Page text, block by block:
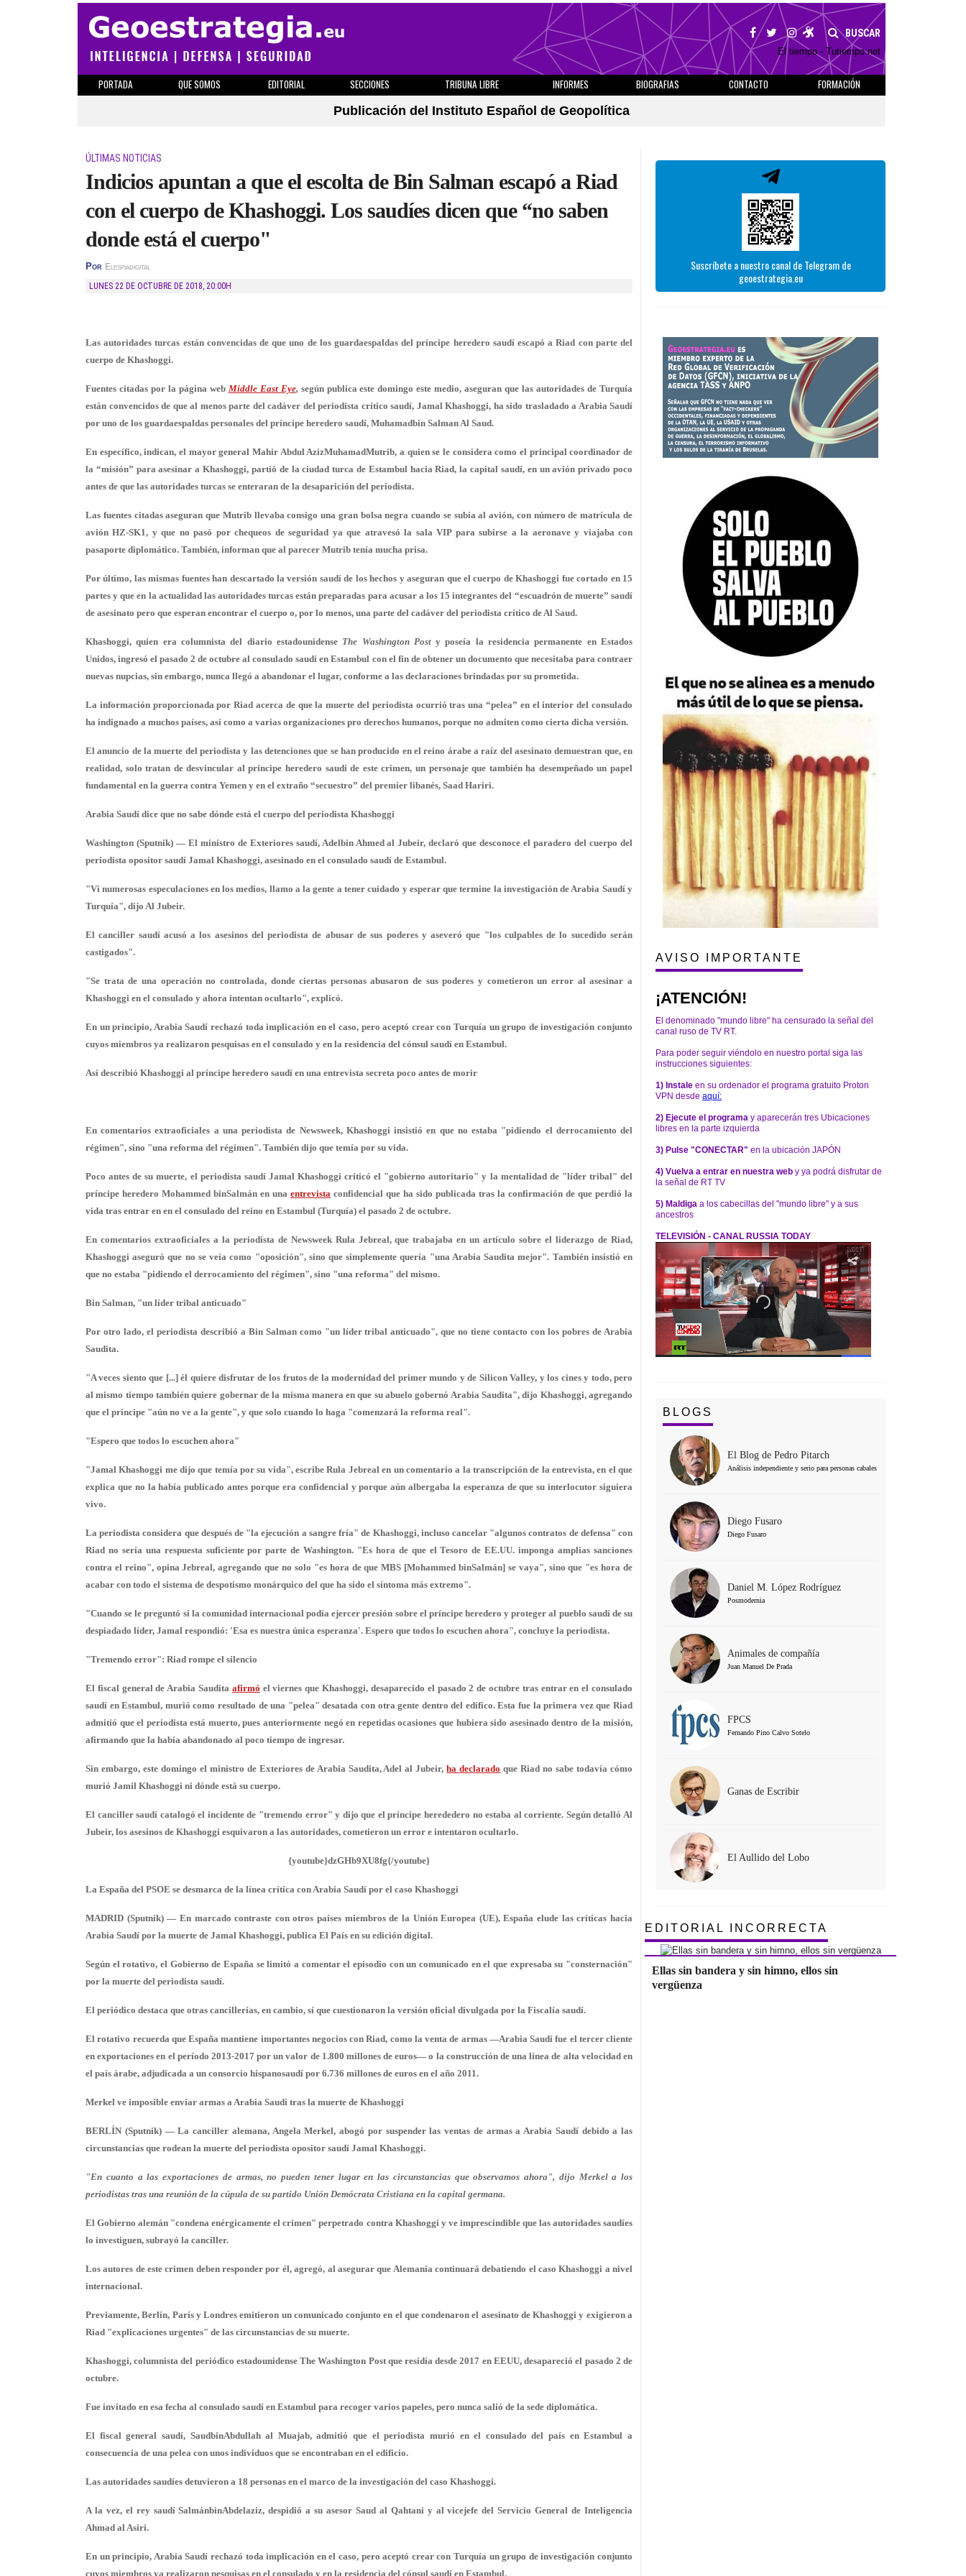
BUSCAR
El tiempo - Tutiempo.net
PORTADA QUE SOMOS EDITORIAL SECCIONES TRIBUNA LIBRE INFORMES BIOGRAFIAS CONTACTO
FORMACIÓN
Publicación del Instituto Español de Geopolítica
ÚLTIMAS NOTICIAS
Indicios apuntan a que el escolta de Bin Salman escapó a Riad
con el cuerpo de Khashoggi. Los saudíes dicen que “no saben
donde está el cuerpo"
Por Elespiadigital
LUNES 22 DE OCTUBRE DE 2018, 20:00H
Las autoridades turcas están convencidas de que uno de los guardaespaldas del príncipe heredero saudí escapó a Riad con parte del
cuerpo de Khashoggi.
Fuentes citadas por la página web Middle East Eye, según publica este domingo este medio, aseguran que las autoridades de Turquía
están convencidos de que al menos parte del cadáver del periodista crítico saudí, Jamal Khashoggi, ha sido trasladado a Arabia Saudí
por uno de los guardaespaldas personales del príncipe heredero saudí, Muhamadbin Salman Al Saud.
En específico, indican, el mayor general Mahir Abdul AzizMuhamadMutrib, a quien se le considera como el principal coordinador de
la “misión” para asesinar a Khashoggi, partió de la ciudad turca de Estambul hacia Riad, la capital saudí, en un avión privado poco
antes de que las autoridades turcas se enteraran de la desaparición del periodista.
Las fuentes citadas aseguran que Mutrib llevaba consigo una gran bolsa negra cuando se subía al avión, con número de matrícula de
avión HZ-SK1, y que no pasó por chequeos de seguridad ya que atravesó la sala VIP para subirse a la aeronave y viajaba con
pasaporte diplomático. También, informan que al parecer Mutrib tenía mucha prisa.
Por último, las mismas fuentes han descartado la versión saudí de los hechos y aseguran que el cuerpo de Khashoggi fue cortado en 15
partes y que en la actualidad las autoridades turcas están preparadas para acusar a los 15 integrantes del “escuadrón de muerte” saudí
de asesinato pero que esperan encontrar el cuerpo o, por lo menos, una parte del cadáver del periodista crítico de Al Saud.
Khashoggi, quien era columnista del diario estadounidense The Washington Posty poseía la residencia permanente en Estados
Unidos, ingresó el pasado 2 de octubre al consulado saudí en Estambul con el fin de obtener un documento que necesitaba para contraer
nuevas nupcias, sin embargo, nunca llegó a abandonar el lugar, conforme a las declaraciones brindadas por su prometida.
La información proporcionada por Riad acerca de que la muerte del periodista ocurrió tras una “pelea” en el interior del consulado
ha indignado a muchos países, así como a varias organizaciones pro derechos humanos, porque no admiten como cierta dicha versión.
El anuncio de la muerte del periodista y las detenciones que se han producido en el reino árabe a raíz del asesinato demuestran que, en
realidad, solo tratan de desvincular al príncipe heredero saudí de este crimen, un personaje que también ha desempeñado un papel
fundamental en la guerra contra Yemen y en el extraño “secuestro” del premier libanés, Saad Hariri.
Arabia Saudí dice que no sabe dónde está el cuerpo del periodista Khashoggi
Washington (Sputnik) — El ministro de Exteriores saudí, Adelbin Ahmed al Jubeir, declaró que desconoce el paradero del cuerpo del
periodista opositor saudí Jamal Khashoggi, asesinado en el consulado saudí de Estambul.
"Vi numerosas especulaciones en los medios, llamo a la gente a tener cuidado y esperar que termine la investigación de Arabia Saudí y
Turquía", dijo Al Jubeir.
El canciller saudí acusó a los asesinos del periodista de abusar de sus poderes y aseveró que "los culpables de lo sucedido serán
castigados".
"Se trata de una operación no controlada, donde ciertas personas abusaron de sus poderes y cometieron un error al asesinar a
Khashoggi en el consulado y ahora intentan ocultarlo", explicó.
En un principio, Arabia Saudí rechazó toda implicación en el caso, pero aceptó crear con Turquía un grupo de investigación conjunto
cuyos miembros ya realizaron pesquisas en el consulado y en la residencia del cónsul saudí en Estambul.
Así describió Khashoggi al príncipe heredero saudí en una entrevista secreta poco antes de morir
En comentarios extraoficiales a una periodista de Newsweek, Khashoggi insistió en que no estaba "pidiendo el derrocamiento del
régimen", sino "una reforma del régimen". También dijo que temía por su vida.
Poco antes de su muerte, el periodista saudí Jamal Khashoggi criticó el "gobierno autoritario" y la mentalidad de "líder tribal" del
príncipe heredero Mohammed binSalmán en una entrevista confidencial que ha sido publicada tras la confirmación de que perdió la
vida tras entrar en en el consulado del reino en Estambul (Turquía) el pasado 2 de octubre.
En comentarios extraoficiales a la periodista de Newsweek Rula Jebreal, que trabajaba en un artículo sobre el liderazgo de Riad,
Khashoggi aseguró que no se veía como "oposición", sino que simplemente quería "una Arabia Saudita mejor". También insistió en
que no estaba "pidiendo el derrocamiento del régimen", sino "una reforma" del mismo.
Bin Salman, "un líder tribal anticuado"
Por otro lado, el periodista describió a Bin Salman como "un líder tribal anticuado", que no tiene contacto con los pobres de Arabia
Saudita.
"A veces siento que [...] él quiere disfrutar de los frutos de la modernidad del primer mundo y de Silicon Valley, y los cines y todo, pero
al mismo tiempo también quiere gobernar de la misma manera en que su abuelo gobernó Arabia Saudita", dijo Khashoggi, agregando
que el príncipe "aún no ve a la gente", y que solo cuando lo haga "comenzará la reforma real".
"Espero que todos lo escuchen ahora"
"Jamal Khashoggi me dijo que temía por su vida", escribe Rula Jebreal en un comentario a la transcripción de la entrevista, en el que
explica que no la había publicado antes porque era confidencial y porque aún albergaba la esperanza de que su interlocutor siguiera
vivo.
La periodista considera que después de "la ejecución a sangre fría" de Khashoggi, incluso cancelar "algunos contratos de defensa" con
Riad no sería una respuesta suficiente por parte de Washington. "Es hora de que el Tesoro de EE.UU. imponga amplias sanciones
contra el reino", opina Jebreal, agregando que no solo "es hora de que MBS [Mohammed binSalmán] se vaya", sino que "es hora de
acabar con todo el sistema de despotismo monárquico del que ha sido el síntoma más extremo".
"Cuando se le preguntó si la comunidad internacional podía ejercer presión sobre el príncipe heredero y proteger al pueblo saudí de su
despiadado líder, Jamal respondió: 'Esa es nuestra única esperanza'. Espero que todos lo escuchen ahora", concluye la periodista.
"Tremendo error": Riad rompe el silencio
El fiscal general de Arabia Saudita afirmó el viernes que Khashoggi, desaparecido el pasado 2 de octubre tras entrar en el consulado
saudí en Estambul, murió como resultado de una "pelea" desatada con otra gente dentro del edifico. Esta fue la primera vez que Riad
admitió que el periodista está muerto, pues anteriormente negó en repetidas ocasiones que hubiera sido asesinado dentro de la misión,
afirmando que la había abandonado al poco tiempo de ingresar.
Sin embargo, este domingo el ministro de Exteriores de Arabia Saudita, Adel al Jubeir,ha declarado que Riadno sabe todavía cómo
murió Jamil Khashoggi ni dónde está su cuerpo.
El canciller saudí catalogó el incidente de "tremendo error" y dijo que el príncipe herededero no estaba al corriente. Según detalló Al
Jubeir, los asesinos de Khashoggi esquivaron a las autoridades, cometieron un error e intentaron ocultarlo.
{youtube}dzGHb9XU8fg{/youtube}
La España del PSOE se desmarca de la línea crítica con Arabia Saudí por el caso Khashoggi
MADRID (Sputnik) — En marcado contraste con otros países miembros de la Unión Europea (UE), España elude las críticas hacia
Arabia Saudí por la muerte de Jamal Khashoggi, publica El País en su edición digital.
Según el rotativo, el Gobierno de España se limitó a comentar el episodio con un comunicado en el que expresaba su "consternación"
por la muerte del periodista saudí.
El periódico destaca que otras cancillerías, en cambio, sí que cuestionaron la versión oficial divulgada por la Fiscalía saudí.
El rotativo recuerda que España mantiene importantes negocios con Riad, como la venta de armas —Arabia Saudí fue el tercer cliente
en exportaciones en el período 2013-2017 por un valor de 1.800 millones de euros— o la construcción de una línea de alta velocidad en
el país árabe, adjudicada a un consorcio hispanosaudí por 6.736 millones de euros en el año 2011.
Merkel ve imposible enviar armas a Arabia Saudí tras la muerte de Khashoggi
BERLÍN (Sputnik) — La canciller alemana, Angela Merkel, abogó por suspender las ventas de armas a Arabia Saudí debido a las
circunstancias que rodean la muerte del periodista opositor saudí Jamal Khashoggi.
"En cuanto a las exportaciones de armas, no pueden tener lugar en las circunstancias que observamos ahora", dijo Merkel a los
periodistas tras una reunión de la cúpula de su partido Unión Demócrata Cristiana en la capital germana.
El Gobierno alemán "condena enérgicamente el crimen" perpetrado contra Khashoggi y ve imprescindible que las autoridades saudíes
lo investiguen, subrayó la canciller.
Los autores de este crimen deben responder por él, agregó, al asegurar que Alemania continuará debatiendo el caso Khashoggi a nivel
internacional.
Previamente, Berlín, París y Londres emitieron un comunicado conjunto en el que condenaron el asesinato de Khashoggi y exigieron a
Riad "explicaciones urgentes" de las circunstancias de su muerte.
Khashoggi, columnista del periódico estadounidense The Washington Post que residía desde 2017 en EEUU, desapareció el pasado 2 de
octubre.
Fue invitado en esa fecha al consulado saudí en Estambul para recoger varios papeles, pero nunca salió de la sede diplomática.
El fiscal general saudí, SaudbinAbdullah al Muajab, admitió que el periodista murió en el consulado del país en Estambul a
consecuencia de una pelea con unos individuos que se encontraban en el edificio.
Las autoridades saudíes detuvieron a 18 personas en el marco de la investigación del caso Khashoggi.
A la vez, el rey saudí SalmánbinAbdelaziz, despidió a su asesor Saud al Qahtani y al vicejefe del Servicio General de Inteligencia
Ahmad al Asiri.
En un principio, Arabia Saudí rechazó toda implicación en el caso, pero aceptó crear con Turquía un grupo de investigación conjunto
cuyos miembros ya realizaron pesquisas en el consulado y en la residencia del cónsul saudí en Estambul.
Suscríbete a nuestro canal de Telegram de
geoestrategia.eu
AVISO IMPORTANTE
¡ATENCIÓN!
El denominado "mundo libre" ha censurado la señal del
canal ruso de TV RT.
Para poder seguir viéndolo en nuestro portal siga las
instrucciones siguientes:
1) Instale en su ordenador el programa gratuito Proton
VPN desde aquí:
2) Ejecute el programa y aparecerán tres Ubicaciones
libres en la parte izquierda
3) Pulse "CONECTAR" en la ubicación JAPÓN
4) Vuelva a entrar en nuestra web y ya podrá disfrutar de
la señal de RT TV
5) Maldiga a los cabecillas del "mundo libre" y a sus
ancestros
TELEVISIÓN - CANAL RUSSIA TODAY
BLOGS
El Blog de Pedro Pitarch
Análisis independiente y serio para personas cabales
Diego Fusaro
Diego Fusaro
Daniel M. López Rodríguez
Posmodernia
Animales de compañía
Juan Manuel De Prada
FPCS
Fernando Pino Calvo Sotelo
Ganas de Escribir
El Aullido del Lobo
EDITORIAL INCORRECTA
Ellas sin bandera y sin himno, ellos sin
vergüenza